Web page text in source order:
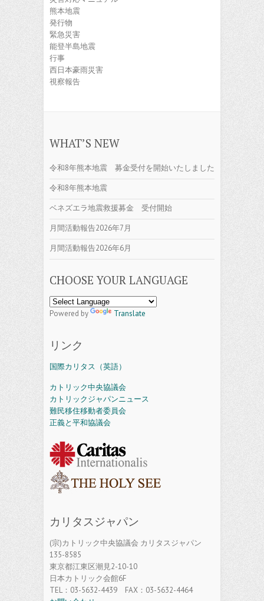
熊本地震
発行物
緊急災害
能登半島地震
行事
西日本豪雨災害
視察報告
WHAT’S NEW
令和8年熊本地震 募金受付を開始いたしました
令和8年熊本地震
ベネズエラ地震救援募金 受付開始
月間活動報告2026年7月
月間活動報告2026年6月
CHOOSE YOUR LANGUAGE
Powered by Translate
リンク
国際カリタス（英語）
カトリック中央協議会
カトリックジャパンニュース
難民移住移動者委員会
正義と平和協議会
カリタスジャパン
(宗)カトリック中央協議会 カリタスジャパン
135-8585
東京都江東区潮見2-10-10
日本カトリック会館6F
TEL：03-5632-4439 FAX：03-5632-4464